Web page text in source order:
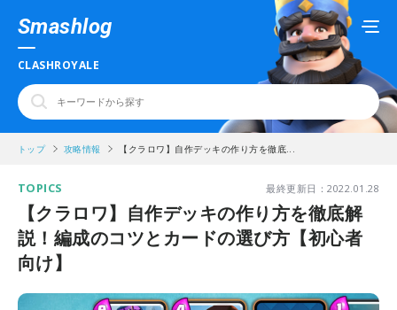
Smashlog
CLASHROYALE
トップ 攻略情報 【クラロワ】自作デッキの作り方を徹底...
TOPICS 最終更新日：2022.01.28
【クラロワ】自作デッキの作り方を徹底解
説！編成のコツとカードの選び方【初心者
向け】